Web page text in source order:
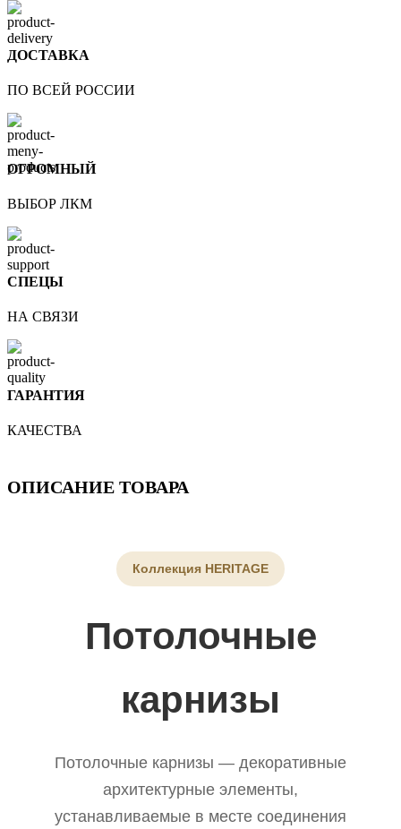
ДОСТАВКА
ПО ВСЕЙ РОССИИ
ОГРОМНЫЙ
ВЫБОР ЛКМ
СПЕЦЫ
НА СВЯЗИ
ГАРАНТИЯ
КАЧЕСТВА
ОПИСАНИЕ ТОВАРА
Коллекция HERITAGE
Потолочные
карнизы
Потолочные карнизы — декоративные
архитектурные элементы,
устанавливаемые в месте соединения